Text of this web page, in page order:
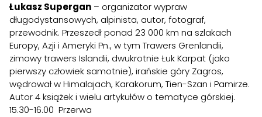
Łukasz Supergan – organizator wypraw
długodystansowych, alpinista, autor, fotograf,
przewodnik. Przeszedł ponad 23 000 km na szlakach
Europy, Azji i Ameryki Pn., w tym Trawers Grenlandii,
zimowy trawers Islandii, dwukrotnie Łuk Karpat (jako
pierwszy człowiek samotnie), irańskie góry Zagros,
wędrował w Himalajach, Karakorum, Tien-Szan i Pamirze.
Autor 4 książek i wielu artykułów o tematyce górskiej.
15.30-16.00 Przerwa